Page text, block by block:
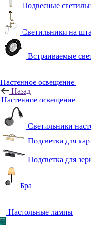
Подвесные
Светильники на
Встраиваемые
Настенное освещение
Назад
Настенное освещение
Светильники
Подсветка для
Подсветка для
Бра
Настольные лампы